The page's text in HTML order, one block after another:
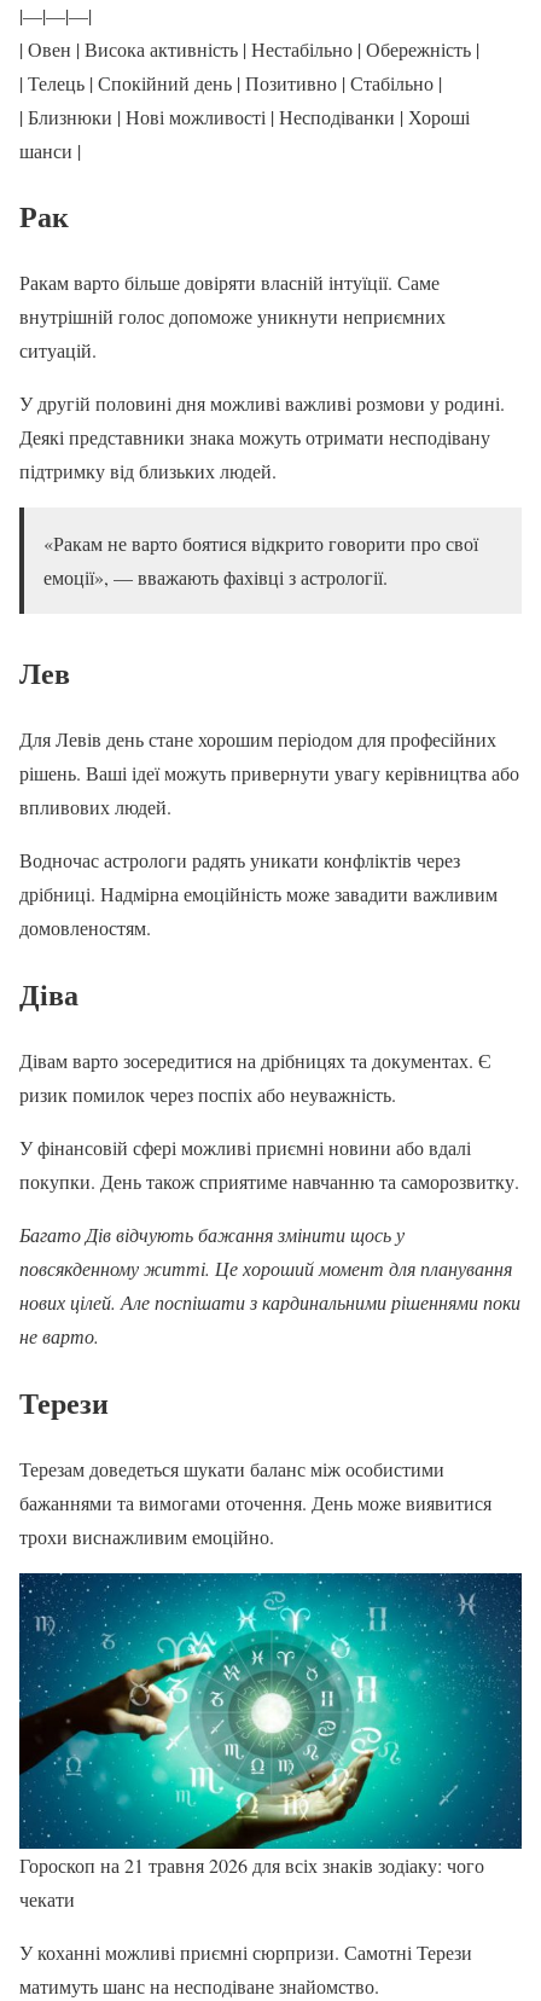
|—|—|—|
| Овен | Висока активність | Нестабільно | Обережність |
| Телець | Спокійний день | Позитивно | Стабільно |
| Близнюки | Нові можливості | Несподіванки | Хороші
шанси |
Рак
Ракам варто більше довіряти власній інтуїції. Саме
внутрішній голос допоможе уникнути неприємних
ситуацій.
У другій половині дня можливі важливі розмови у родині.
Деякі представники знака можуть отримати несподівану
підтримку від близьких людей.
«Ракам не варто боятися відкрито говорити про свої
емоції», — вважають фахівці з астрології.
Лев
Для Левів день стане хорошим періодом для професійних
рішень. Ваші ідеї можуть привернути увагу керівництва або
впливових людей.
Водночас астрологи радять уникати конфліктів через
дрібниці. Надмірна емоційність може завадити важливим
домовленостям.
Діва
Дівам варто зосередитися на дрібницях та документах. Є
ризик помилок через поспіх або неуважність.
У фінансовій сфері можливі приємні новини або вдалі
покупки. День також сприятиме навчанню та саморозвитку.
Багато Дів відчують бажання змінити щось у
повсякденному житті. Це хороший момент для планування
нових цілей. Але поспішати з кардинальними рішеннями поки
не варто.
Терези
Терезам доведеться шукати баланс між особистими
бажаннями та вимогами оточення. День може виявитися
трохи виснажливим емоційно.
Гороскоп на 21 травня 2026 для всіх знаків зодіаку: чого
чекати
У коханні можливі приємні сюрпризи. Самотні Терези
матимуть шанс на несподіване знайомство.